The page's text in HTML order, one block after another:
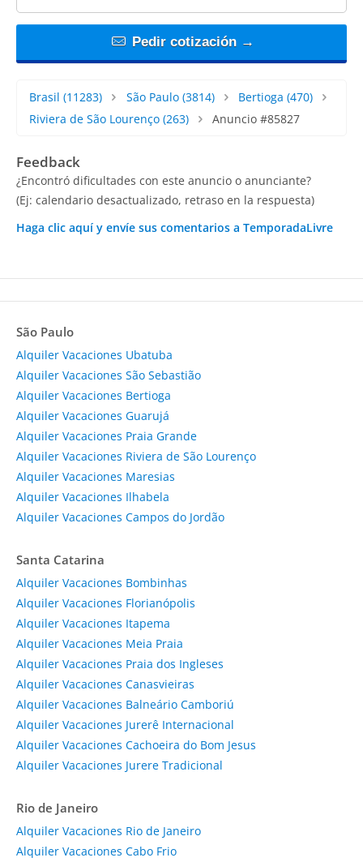
Pedir cotización →
Brasil (11283) São Paulo(3814) Bertioga (470)
Riviera de São Lourenço (263) Anuncio #85827
Feedback
¿Encontró dificultades con este anuncio o anunciante?
(Ej: calendario desactualizado, retraso en la respuesta)
Haga clic aquí y envíe sus comentarios a TemporadaLivre
São Paulo
Alquiler Vacaciones Ubatuba
Alquiler Vacaciones São Sebastião
Alquiler Vacaciones Bertioga
Alquiler Vacaciones Guarujá
Alquiler Vacaciones Praia Grande
Alquiler Vacaciones Riviera de São Lourenço
Alquiler Vacaciones Maresias
Alquiler Vacaciones Ilhabela
Alquiler Vacaciones Campos do Jordão
Santa Catarina
Alquiler Vacaciones Bombinhas
Alquiler Vacaciones Florianópolis
Alquiler Vacaciones Itapema
Alquiler Vacaciones Meia Praia
Alquiler Vacaciones Praia dos Ingleses
Alquiler Vacaciones Canasvieiras
Alquiler Vacaciones Balneário Camboriú
Alquiler Vacaciones Jurerê Internacional
Alquiler Vacaciones Cachoeira do Bom Jesus
Alquiler Vacaciones Jurere Tradicional
Rio de Janeiro
Alquiler Vacaciones Rio de Janeiro
Alquiler Vacaciones Cabo Frio